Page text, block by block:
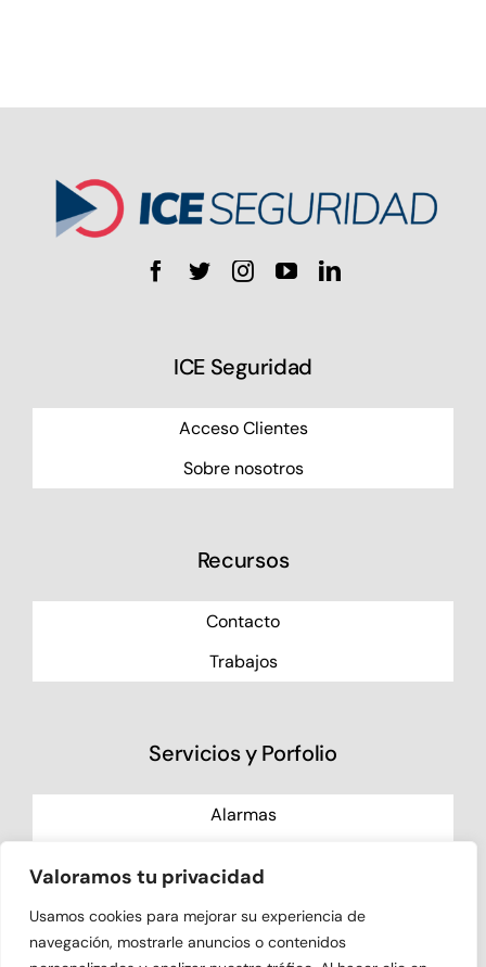
Valoramos tu privacidad
Usamos cookies para mejorar su experiencia de
navegación, mostrarle anuncios o contenidos
ICE Seguridad
Acceso Clientes
Sobre nosotros
Recursos
Contacto
Trabajos
Servicios y Porfolio
Alarmas
Control de Accesos
Especiales